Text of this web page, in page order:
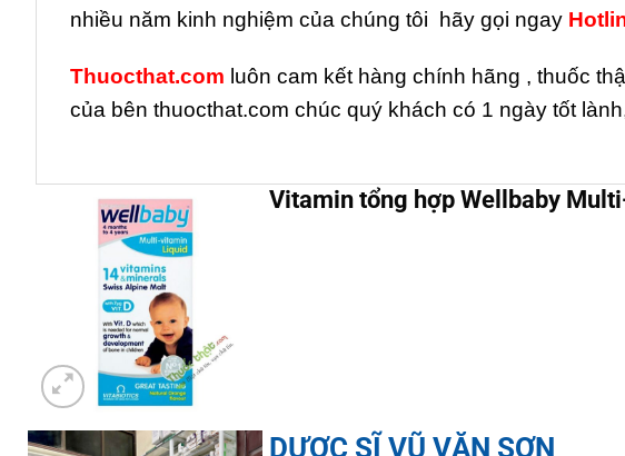
nhiều năm kinh nghiệm của chúng tôi hãy gọi ngay H
Thuocthat.com luôn cam kết hàng chính hãng , thuốc
của bên thuocthat.com chúc quý khách có 1 ngày tốt
Vitamin tổng hợp Wellbaby
DƯỢC SĨ VŨ VĂN SƠN